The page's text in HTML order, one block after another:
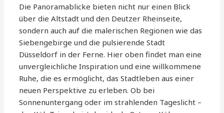
Die Panoramablicke bieten nicht nur einen Blick
über die Altstadt und den Deutzer Rheinseite,
sondern auch auf die malerischen Regionen wie das
Siebengebirge und die pulsierende Stadt
Düsseldorf in der Ferne. Hier oben findet man eine
unvergleichliche Inspiration und eine willkommene
Ruhe, die es ermöglicht, das Stadtleben aus einer
neuen Perspektive zu erleben. Ob bei
Sonnenuntergang oder im strahlenden Tageslicht –